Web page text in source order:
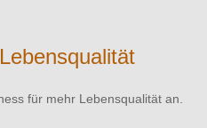
für mehr Lebensqualität an.